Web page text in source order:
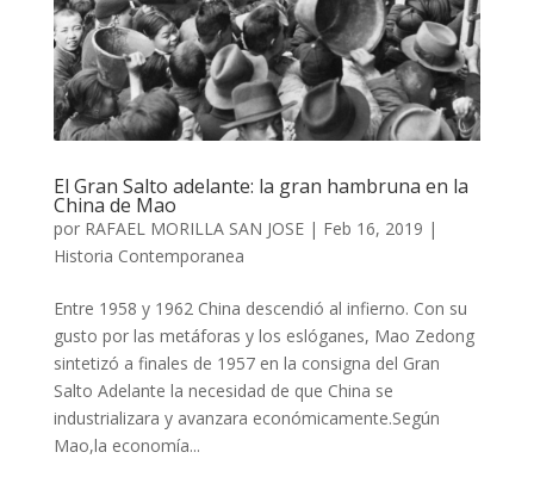
El Gran Salto adelante: la gran hambruna en la
China de Mao
por RAFAEL MORILLA SAN JOSE| Feb 16, 2019 |
Historia Contemporanea
Entre 1958 y 1962 China descendió al infierno. Con su
gusto por las metáforas y los eslóganes, Mao Zedong
sintetizó a finales de 1957 en la consigna del Gran
Salto Adelante la necesidad de que China se
industrializara y avanzara económicamente.Según
Mao,la economía...